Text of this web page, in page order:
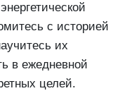
с историей
их
в ежедневной
целей.